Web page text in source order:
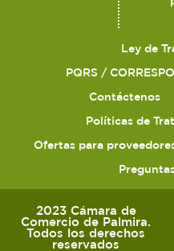
Ley de
PQRS /
Contáctenos
Políticas de
Ofertas para
2023 Cámara de
Comercio de Palmira.
Todos los derechos
reservados